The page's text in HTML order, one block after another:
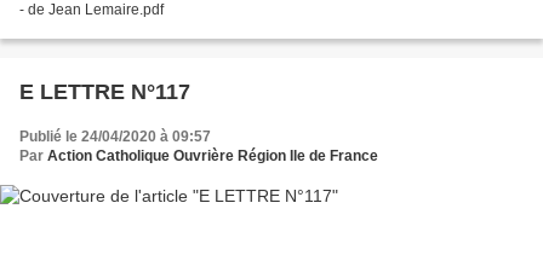
- de Jean Lemaire.pdf
E LETTRE N°117
Publié le 24/04/2020 à 09:57
Par Action Catholique Ouvrière Région Ile de France